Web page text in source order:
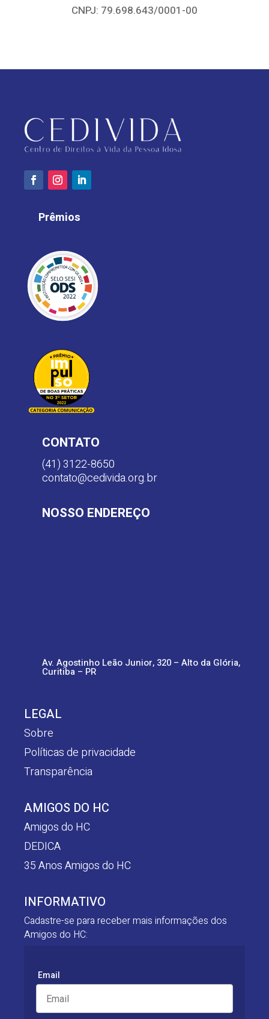
CNPJ: 79.698.643/0001-00
Prêmios
CONTATO
(41) 3122-8650
contato@cedivida.org.br
NOSSO ENDEREÇO
Av. Agostinho Leão Junior, 320 – Alto da Glória,
Curitiba – PR
LEGAL
Sobre
Políticas de privacidade
Transparência
AMIGOS DO HC
Amigos do HC
DEDICA
35 Anos Amigos do HC
INFORMATIVO
Cadastre-se para receber mais informações dos
Amigos do HC:
Email